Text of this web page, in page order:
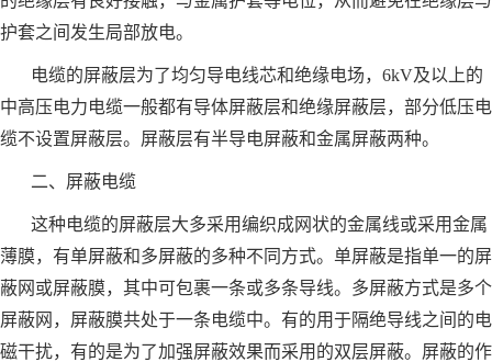
护套之间发生局部放电。
电缆的屏蔽层为了均匀导电线芯和绝缘电场，6kV及以上的
中高压电力电缆一般都有导体屏蔽层和绝缘屏蔽层，部分低压电
缆不设置屏蔽层。屏蔽层有半导电屏蔽和金属屏蔽两种。
二、屏蔽电缆
这种电缆的屏蔽层大多采用编织成网状的金属线或采用金属
薄膜，有单屏蔽和多屏蔽的多种不同方式。单屏蔽是指单一的屏
蔽网或屏蔽膜，其中可包裹一条或多条导线。多屏蔽方式是多个
屏蔽网，屏蔽膜共处于一条电缆中。有的用于隔绝导线之间的电
磁干扰，有的是为了加强屏蔽效果而采用的双层屏蔽。屏蔽的作